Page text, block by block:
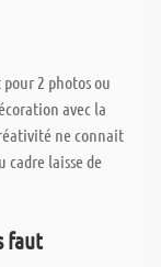
2 photos ou
avec la
ne connait
cadre laisse de
faut